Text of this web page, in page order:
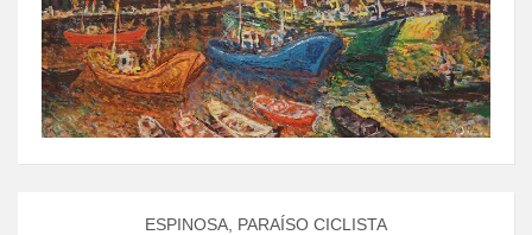
ESPINOSA, PARAÍSO CICLISTA